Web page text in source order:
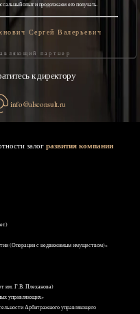
опыт и продолжаем его получать.
Сергей Валерьевич
партнер
к директору
info@alsconsult.ru
залог развития компании
(Операции с недвижимым имуществом)»
им. Г.В. Плеханова)
управляющих»
Арбитражного управляющего